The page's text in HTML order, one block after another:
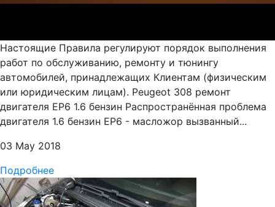
Настоящие Правила регулируют порядок выполнения
работ по обслуживанию, ремонту и тюнингу
автомобилей, принадлежащих Клиентам (физическим
или юридическим лицам). Peugeot 308 ремонт
двигателя EP6 1.6 бензин Распространённая проблема
двигателя 1.6 бензин EP6 - масложор вызванный...
03 May 2018
Подробнее